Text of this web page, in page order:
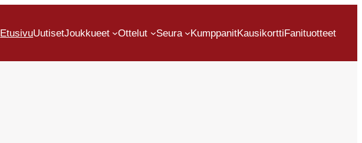
EtusivuUutisetJoukkueet Ottelut Seura KumppanitKausikorttiFanituotteet